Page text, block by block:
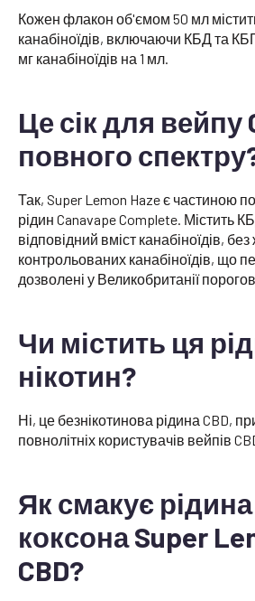
Кожен флакон об'ємом 50 мл
канабіноїдів, включаючи КБД та
мг канабіноїдів на 1 мл.
Це сік для вейпу
повного
Так, Super Lemon Haze є частиною
рідин Canavape Complete. Містить
відповідний вміст канабіноїдів,
контрольованих канабіноїдів, що
дозволені у Великобританії
Чи містить ця
нікотин?
Ні, це безнікотинова рідина CBD,
повнолітніх користувачів вейпів
Як смакує
коксона Super
CBD?